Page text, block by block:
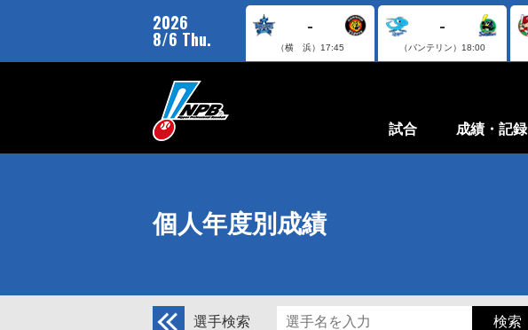
2026
8/6 Thu.
-
（横 浜） 17:45
-
（バンテリン） 18:00
試合 成績・記録
個人年度別成績
選手検索